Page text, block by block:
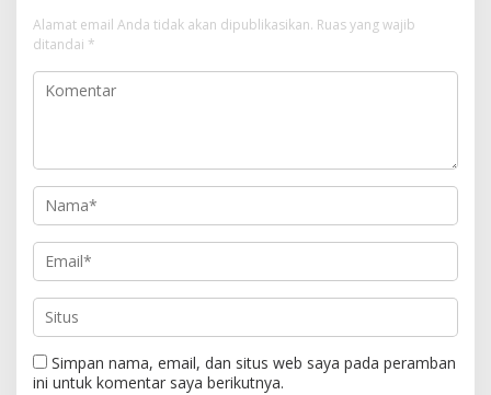
Alamat email Anda tidak akan dipublikasikan. Ruas yang wajib
ditandai *
Simpan nama, email, dan situs web saya pada peramban
ini untuk komentar saya berikutnya.